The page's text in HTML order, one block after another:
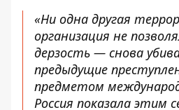
«Ни одна другая
организация не
дерзость — снова
предыдущие
предметом
Россия показала этим